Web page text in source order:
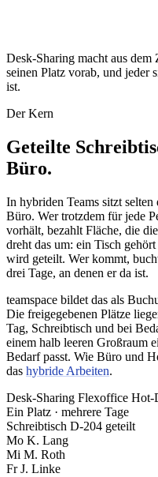
Desk-Sharing macht aus
seinen Platz vorab, und jeder
ist.
Der Kern
Geteilte
Büro.
In hybriden Teams sitzt
Büro. Wer trotzdem für jede
vorhält, bezahlt Fläche, die
dreht das um: ein Tisch
wird geteilt. Wer kommt,
drei Tage, an denen er da ist.
teamspace bildet das als
Die freigegebenen Plätze
Tag, Schreibtisch und bei
einem halb leeren Großraum
Bedarf passt. Wie Büro und
das hybride Arbeiten.
Desk-Sharing Flexoffice Hot-
Ein Platz · mehrere Tage
Schreibtisch D-204 geteilt
Mo K. Lang
Mi M. Roth
Fr J. Linke